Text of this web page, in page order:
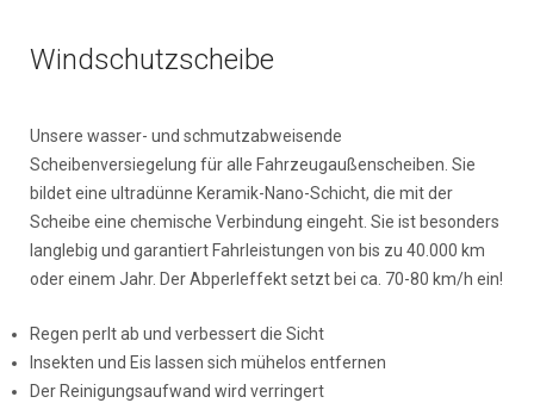
Windschutzscheibe
Unsere wasser- und schmutzabweisende
Scheibenversiegelung für alle Fahrzeugaußenscheiben. Sie
bildet eine ultradünne Keramik-Nano-Schicht, die mit der
Scheibe eine chemische Verbindung eingeht. Sie ist besonders
langlebig und garantiert Fahrleistungen von bis zu 40.000 km
oder einem Jahr. Der Abperleffekt setzt bei ca. 70-80 km/h ein!
Regen perlt ab und verbessert die Sicht
Insekten und Eis lassen sich mühelos entfernen
Der Reinigungsaufwand wird verringert